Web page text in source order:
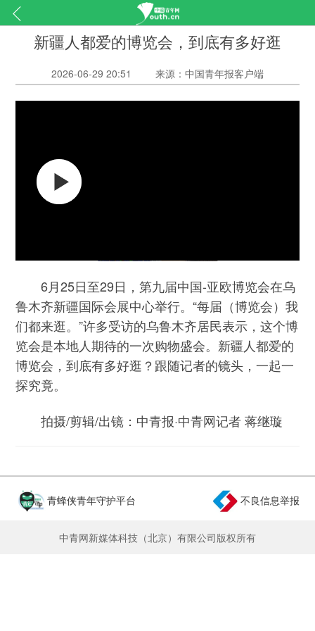
新疆人都爱的博览会，到底有多好逛
2026-06-29 20:51 来源：中国青年报客户端
6月25日至29日，第九届中国-亚欧博览会在乌
鲁木齐新疆国际会展中心举行。“每届（博览会）我
们都来逛。”许多受访的乌鲁木齐居民表示，这个博
览会是本地人期待的一次购物盛会。新疆人都爱的
博览会，到底有多好逛？跟随记者的镜头，一起一
探究竟。
拍摄/剪辑/出镜：中青报·中青网记者 蒋继璇
青蜂侠青年守护平台 不良信息举报
中青网新媒体科技（北京）有限公司版权所有